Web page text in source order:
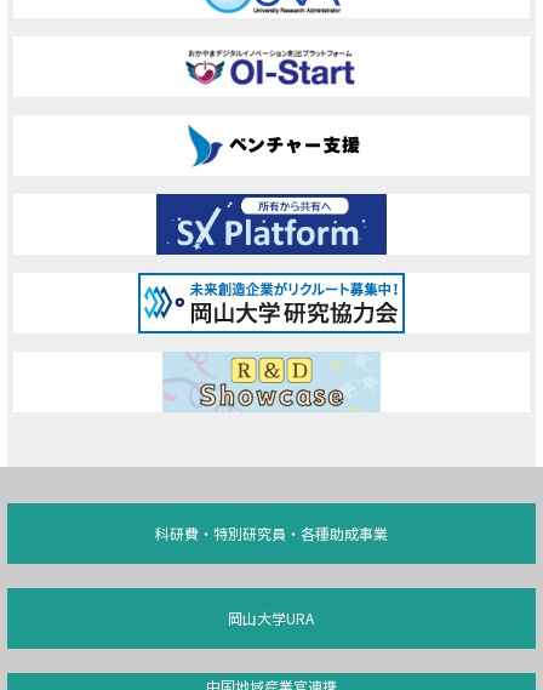
科研費・特別研究員・各種助成事業
岡山大学URA
中国地域産業官連携